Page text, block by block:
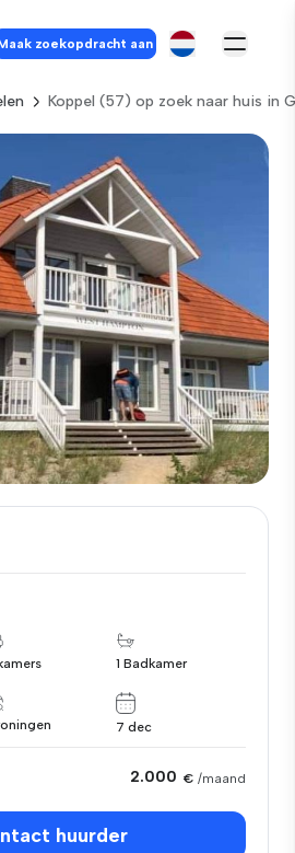
zoekopdracht aan
Koppel (57) op zoek naar huis in
1 Badkamer
7 dec
2.000 € /maand
huurder